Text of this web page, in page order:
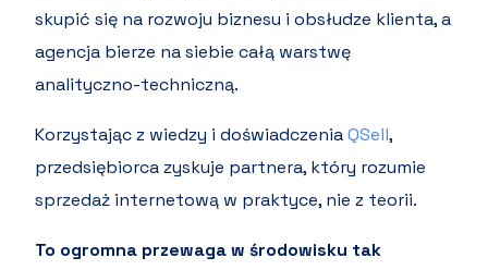
skupić się na rozwoju biznesu i obsłudze klienta, a
agencja bierze na siebie całą warstwę
analityczno-techniczną.
Korzystając z wiedzy i doświadczeniaQSell,
przedsiębiorca zyskuje partnera, który rozumie
sprzedaż internetową w praktyce, nie z teorii.
To ogromna przewaga w środowisku tak